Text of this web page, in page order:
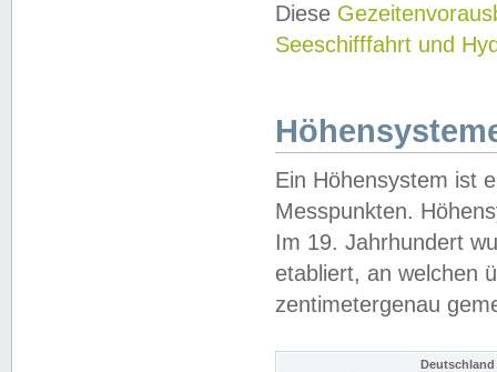
Diese
Seeschifffahrt und
Ein Höhensystem ist
Messpunkten.
Im 19. Jahrhundert
etabliert, an welchen
zentimetergenau